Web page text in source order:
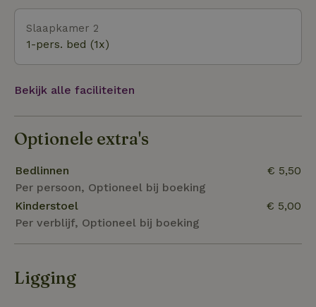
omgeving! Het park beschikt over ruim 130
kilometer aan wandelpaden en er is een ‘blote
voetenpad’. Tevens kunt u er heerlijk fietsen en zijn
er uitdagende mountainbikeroutes. Ook voor
paardenliefhebbers is er in de buurt een manege en
zijn er mooie ruiterpaden.
Slaapkamer 2
1-pers. bed (1x)
Bekijk alle faciliteiten
Optionele extra's
Bedlinnen
Per persoon, Optioneel bij boeking
€ 5,50
Kinderstoel
Per verblijf, Optioneel bij boeking
€ 5,00
Ligging